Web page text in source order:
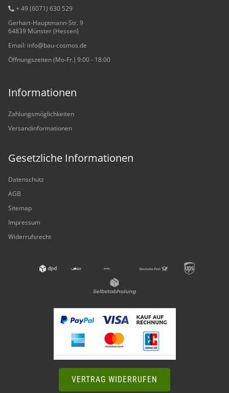
+ 49 (6071) 630 529
Gerhart-Hauptmann-Str. 9
64839 Münster (Hessen)
Email: info@bau-cosmos.de
Öffnungszeiten (Mo-Fr.) 9:00 - 18:00
Informationen
Zahlungsmöglichkeiten
Versandinformationen
Gesetzliche Informationen
Datenschutz
AGB
Sitemap
Impressum
Widerrufsrecht
VERTRAG WIDERRUFEN